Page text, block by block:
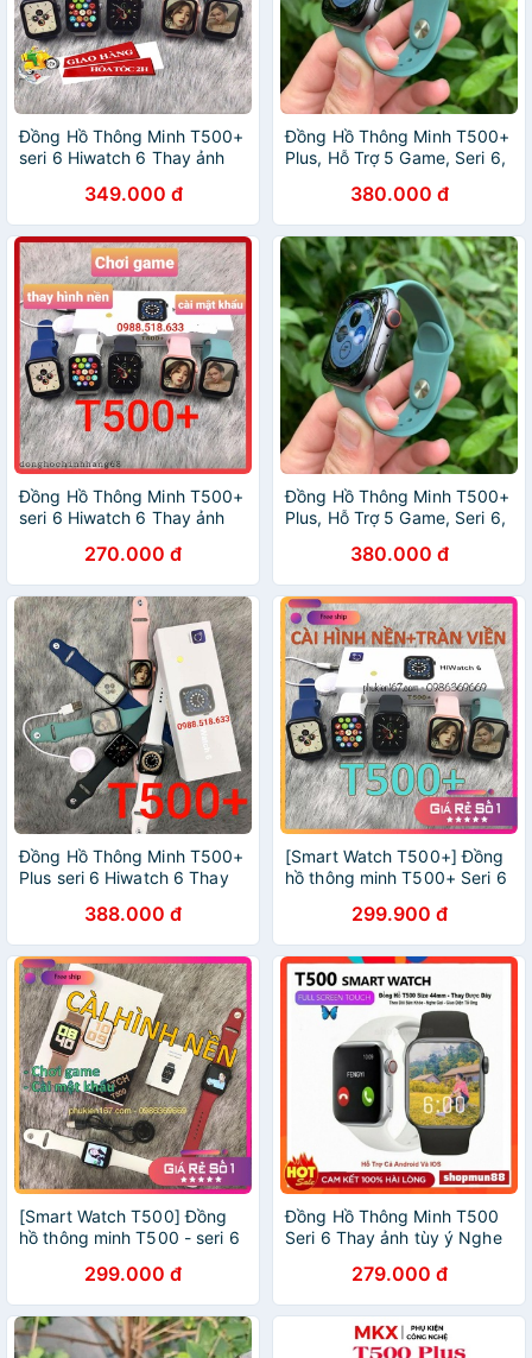
Đồng Hồ Thông Minh T500+
seri 6 Hiwatch 6 Thay ảnh
bluetooth 5.0 44mm
349.000 đ
Đồng Hồ Thông Minh T500+
Plus, Hỗ Trợ 5 Game, Seri 6,
Hành 6 Tháng380.000 đ
Đồng Hồ Thông Minh T500+
seri 6 Hiwatch 6 Thay ảnh
bluetooth 5.0 44mm
270.000 đ
Đồng Hồ Thông Minh T500+
Plus, Hỗ Trợ 5 Game, Seri 6,
Hành 6 Tháng380.000 đ
Đồng Hồ Thông Minh T500+
Plus seri 6 Hiwatch 6 Thay
bluetooth 5.0388.000 đ
[Smart Watch T500+] Đồng
hồ thông minh T500+ Seri 6
tràn viền - Phiên bản nâng
cấp mới nhất
299.900 đ
[Smart Watch T500] Đồng
hồ thông minh T500 - seri 6
nền cá nhân - chơi game -
cài mật khẩu
299.000 đ
Đồng Hồ Thông Minh T500
Seri 6 Thay ảnh tùy ý Nghe
279.000 đ